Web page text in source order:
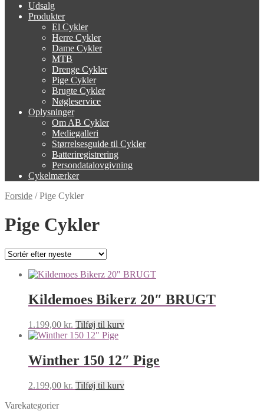
Udsalg
Produkter
El Cykler
Herre Cykler
Dame Cykler
MTB
Drenge Cykler
Pige Cykler
Brugte Cykler
Nøgleservice
Oplysninger
Om AB Cykler
Mediegalleri
Størrelsesguide til Cykler
Batteriregistrering
Persondatalovgivning
Cykelmærker
Forside /Pige Cykler
Pige Cykler
Kildemoes Bikerz 20″ BRUGT
1.199,00 kr. Tilføj til kurv
Winther 150 12″ Pige
2.199,00 kr. Tilføj til kurv
Varekategorier